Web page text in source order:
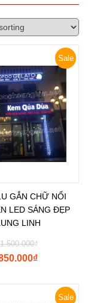
Sale
GẮN CHỮ NỔI
LED SÁNG ĐẸP
LINH
₫
1.500.000
₫
Sale